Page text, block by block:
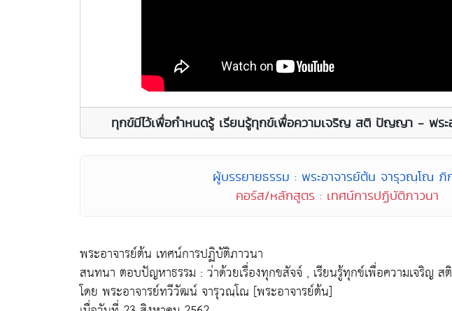
ทุกข์มีไว้เพื่อกำหนดรู้ เรียนรู้ทุกข์เพื่อความเจริญ สติ ปัญญา - พระ
ผู้บรรยายธรรม : พระอาจารย์ต้น จารุวณฺโณ ภิ
คอร์ส/หลักสูตร : เทศน์การปฏิบัติภาวนา
พระอาจารย์ต้น เทศน์การปฏิบัติภาวนา
สนทนา ตอบปัญหาธรรม : ว่าด้วยเรื่องทุกขสัจจ์ , เรียนรู้ทุกข์เพื่อความเจริญ
โดย พระอาจารย์ทวีวัฒน์ จารุวณฺโณ [พระอาจารย์ต้น]